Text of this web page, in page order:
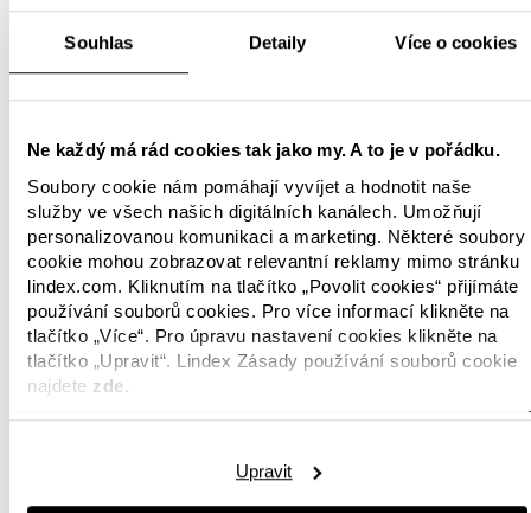
Souhlas Detaily Více o cookies
Ne každý má rád cookies tak jako my. A to je v pořádku.
Soubory cookie nám pomáhají vyvíjet a hodnotit naše
služby ve všech našich digitálních kanálech. Umožňují
personalizovanou komunikaci a marketing. Některé soubory
cookie mohou zobrazovat relevantní reklamy mimo stránku
lindex.com. Kliknutím na tlačítko „Povolit cookies“ přijímáte
používání souborů cookies. Pro více informací klikněte na
tlačítko „Více“. Pro úpravu nastavení cookies klikněte na
tlačítko „Upravit“. Lindex Zásady používání souborů cookie
najdete zde.
Upravit